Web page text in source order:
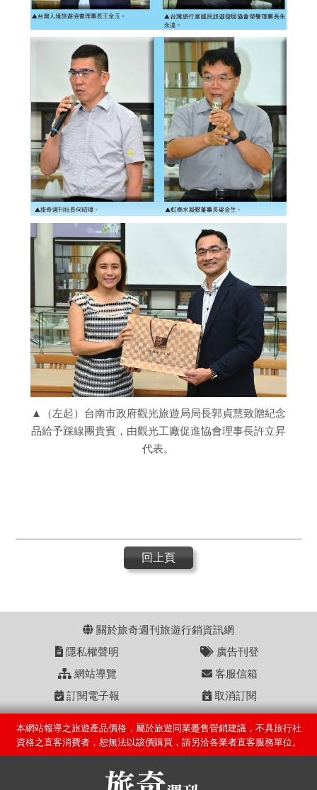
▲（左起）台南市政府觀光旅遊局局長郭貞慧致贈紀念
品給予踩線團貴賓，由觀光工廠促進協會理事長許立昇
代表。
回上頁
關於旅奇週刊旅遊行銷資訊網
隱私權聲明
廣告刊登
網站導覽
客服信箱
訂閱電子報
取消訂閱
本網站報導之旅遊產品價格，屬於旅遊同業躉售營銷建議，不具旅行社
資格之直客消費者，恕無法以該價購買，請另洽各業者直客服務單位。